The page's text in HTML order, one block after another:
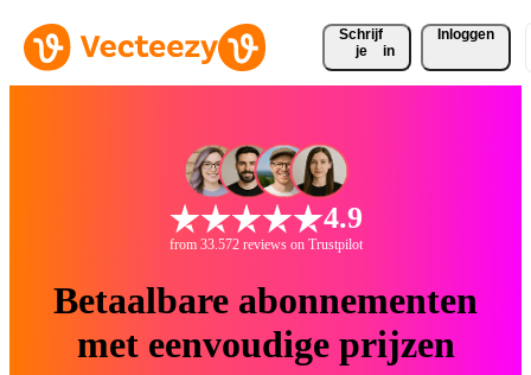
Schrijf
je
in
Inloggen
4.9
from 33.572 reviews on Trustpilot
Betaalbare abonnementen
met eenvoudige prijzen